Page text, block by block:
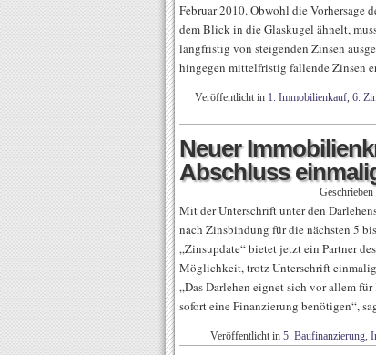
Februar 2010. Obwohl die
dem Blick in die Glaskugel ähnelt,
langfristig von steigenden Zinsen
hingegen mittelfristig fallende Zinsen
Veröffentlicht in 1. Immobilienkauf, 6.
Neuer
Abschluss
Mit der Unterschrift unter den
nach Zinsbindung für die nächsten 5
„Zinsupdate“ bietet jetzt ein Partner
Möglichkeit, trotz Unterschrift
„Das Darlehen eignet sich vor allem
sofort eine Finanzierung benötigen“,
Veröffentlicht in 5. Baufinanzierung,